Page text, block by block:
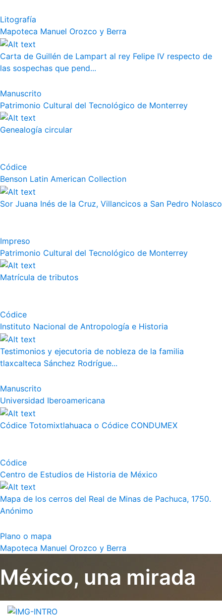
Litografía
Mapoteca Manuel Orozco y Berra
Carta de Guillén de Lampart al rey Felipe IV respecto de
las sospechas que pend...
Manuscrito
Patrimonio Cultural del Tecnológico de Monterrey
Genealogía circular
Códice
Benson Latin American Collection
Sor Juana Inés de la Cruz, Villancicos a San Pedro Nolasco
Impreso
Patrimonio Cultural del Tecnológico de Monterrey
Matrícula de tributos
Códice
Instituto Nacional de Antropología e Historia
Testimonios y ejecutoria de nobleza de la familia
tlaxcalteca Sánchez Rodrígue...
Manuscrito
Universidad Iberoamericana
Códice Totomixtlahuaca o Códice CONDUMEX
Códice
Centro de Estudios de Historia de México
Mapa de los cerros del Real de Minas de Pachuca, 1750.
Anónimo
Plano o mapa
Mapoteca Manuel Orozco y Berra
México, una mirada